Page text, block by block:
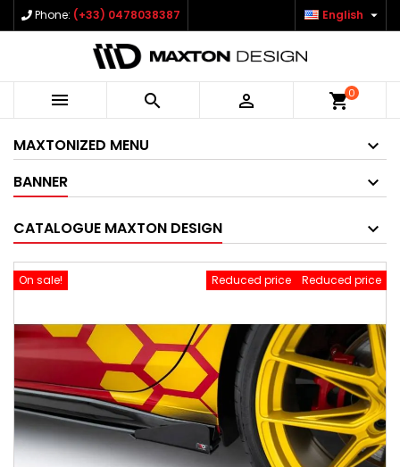
Phone: (+33) 0478038387 English 
   shopping_cart0
MAXTONIZED MENU
BANNER
CATALOGUE MAXTON DESIGN
On sale! Reduced price
Reduced price